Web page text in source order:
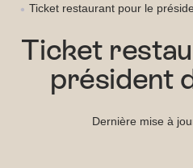
Ticket restaurant pour le
Ticket
président
Dernière mise à